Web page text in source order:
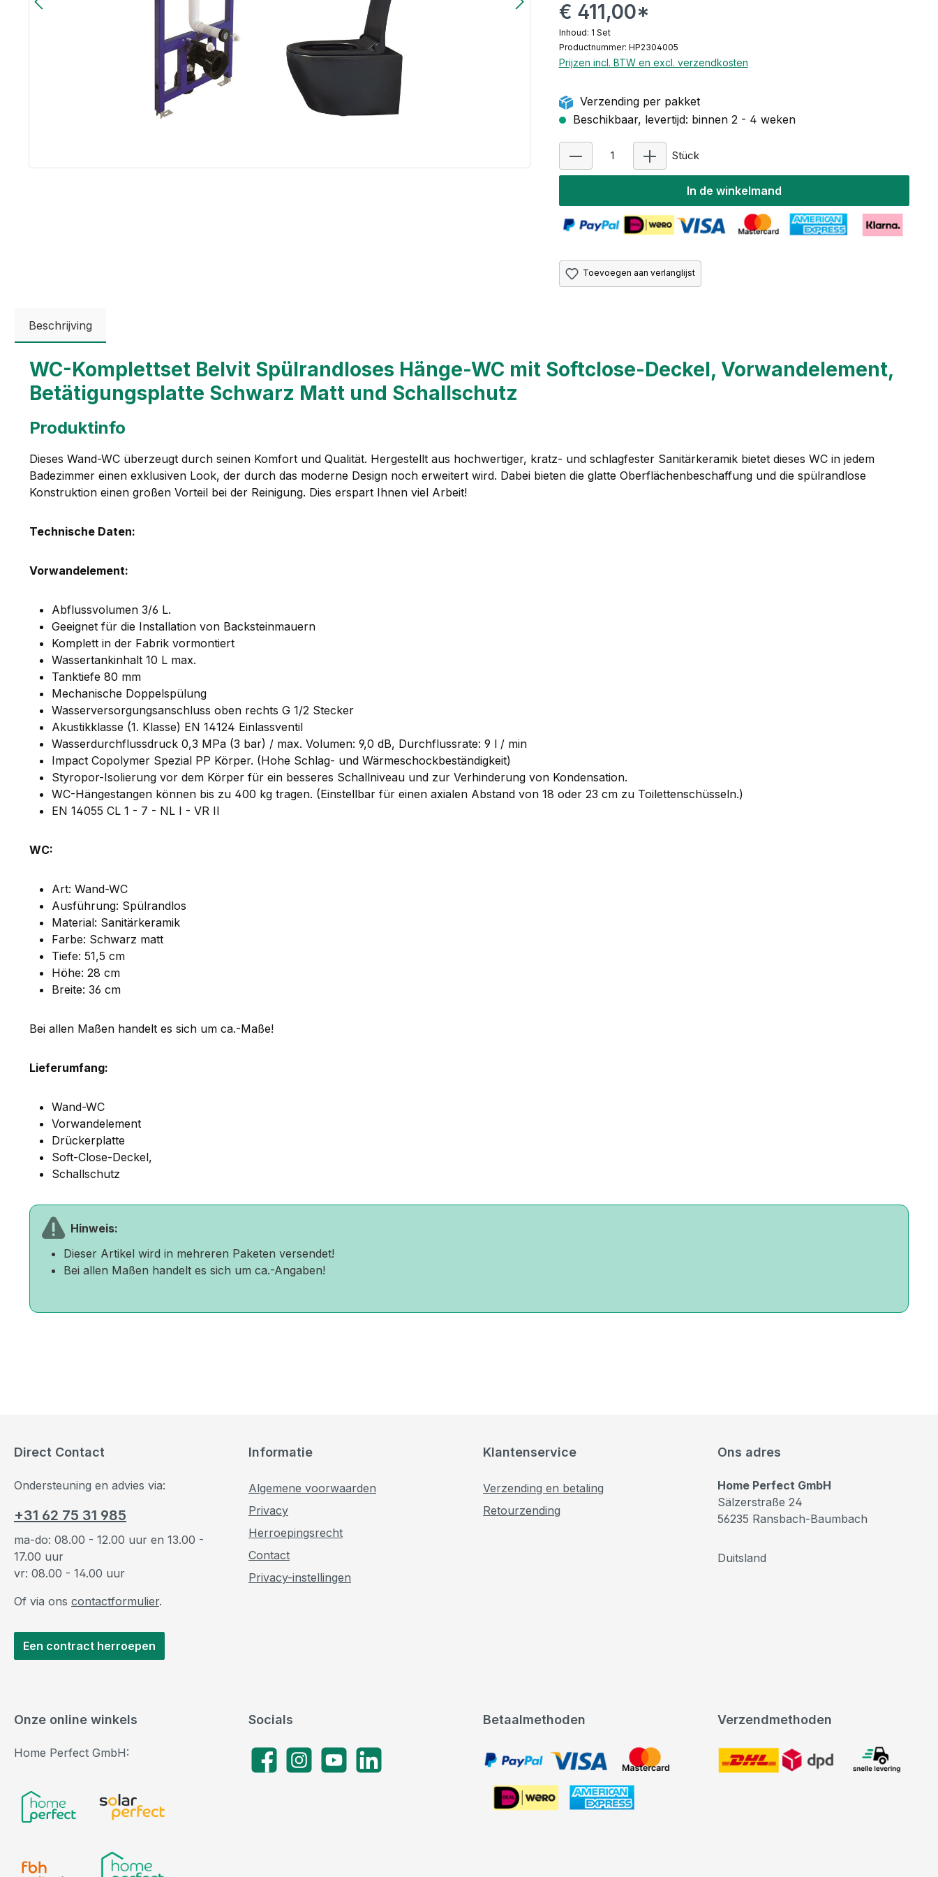
€ 411,00*
Inhoud: 1 Set
Productnummer: HP2304005
Prijzen incl. BTW en excl. verzendkosten
Verzending per pakket
Beschikbaar, levertijd: binnen 2 - 4 weken
Stück
In de winkelmand
Toevoegen aan verlanglijst
Beschrijving
WC-Komplettset Belvit Spülrandloses Hänge-WC mit Softclose-Deckel, Vorwandelement,
Betätigungsplatte Schwarz Matt und Schallschutz
Produktinfo
Dieses Wand-WC überzeugt durch seinen Komfort und Qualität. Hergestellt aus hochwertiger, kratz- und schlagfester Sanitärkeramik bietet dieses WC in jedem
Badezimmer einen exklusiven Look, der durch das moderne Design noch erweitert wird. Dabei bieten die glatte Oberflächenbeschaffung und die spülrandlose
Konstruktion einen großen Vorteil bei der Reinigung. Dies erspart Ihnen viel Arbeit!
Technische Daten:
Vorwandelement:
Abflussvolumen 3/6 L.
Geeignet für die Installation von Backsteinmauern
Komplett in der Fabrik vormontiert
Wassertankinhalt 10 L max.
Tanktiefe 80 mm
Mechanische Doppelspülung
Wasserversorgungsanschluss oben rechts G 1/2 Stecker
Akustikklasse (1. Klasse) EN 14124 Einlassventil
Wasserdurchflussdruck 0,3 MPa (3 bar) / max. Volumen: 9,0 dB, Durchflussrate: 9 l / min
Impact Copolymer Spezial PP Körper. (Hohe Schlag- und Wärmeschockbeständigkeit)
Styropor-Isolierung vor dem Körper für ein besseres Schallniveau und zur Verhinderung von Kondensation.
WC-Hängestangen können bis zu 400 kg tragen. (Einstellbar für einen axialen Abstand von 18 oder 23 cm zu Toilettenschüsseln.)
EN 14055 CL 1 - 7 - NL I - VR II
WC:
Art: Wand-WC
Ausführung: Spülrandlos
Material: Sanitärkeramik
Farbe: Schwarz matt
Tiefe: 51,5 cm
Höhe: 28 cm
Breite: 36 cm
Bei allen Maßen handelt es sich um ca.-Maße!
Lieferumfang:
Wand-WC
Vorwandelement
Drückerplatte
Soft-Close-Deckel,
Schallschutz
Hinweis:
Dieser Artikel wird in mehreren Paketen versendet!
Bei allen Maßen handelt es sich um ca.-Angaben!
Direct Contact
Ondersteuning en advies via:
+31 62 75 31 985
ma-do: 08.00 - 12.00 uur en 13.00 -
17.00 uur
vr: 08.00 - 14.00 uur
Of via ons contactformulier.
Een contract herroepen
Informatie
Algemene voorwaarden
Privacy
Herroepingsrecht
Contact
Privacy-instellingen
Klantenservice
Verzending en betaling
Retourzending
Betaalmethoden
PayPal, VISA, Mastercard
Verzendmethoden
Ons adres
Home Perfect GmbH
Sälzerstraße 24
56235 Ransbach-Baumbach
Duitsland
Socials
FacebookInstagramYouTubeLinkedIn
Onze online winkels
Home Perfect GmbH: